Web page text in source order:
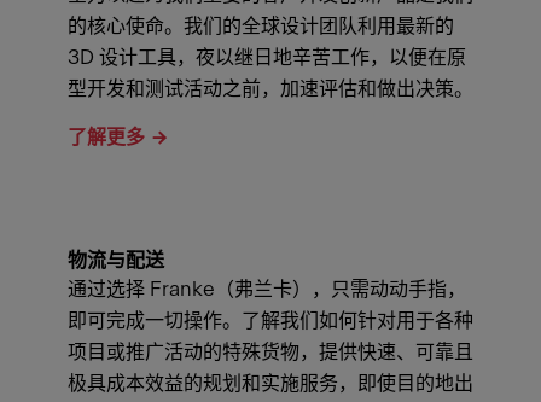
的核心使命。我们的全球设计团队利用最新的
3D 设计工具，夜以继日地辛苦工作，以便在原
型开发和测试活动之前，加速评估和做出决策。
了解更多
物流与配送
通过选择 Franke（弗兰卡），只需动动手指，
即可完成一切操作。了解我们如何针对用于各种
项目或推广活动的特殊货物，提供快速、可靠且
极具成本效益的规划和实施服务，即使目的地出